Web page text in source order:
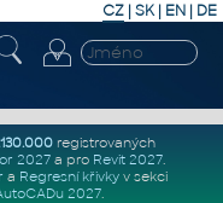
CZ | SK| EN | DE
registrovaných
2027a pro Revit 2027.
a Regresní křivkyv sekci
2027.